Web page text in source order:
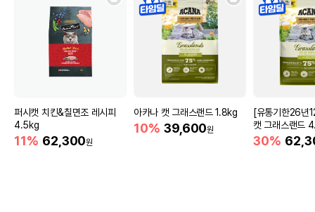
유통기한
이후인 상품이 출고됩니다.
단, 상품명에 유통기한 명시된 경우, 해당
유통기한을 따릅니다.
퍼시캣 치킨&칠면조 레시피
4.5kg
11% 62,300원
아카나 캣 그래스랜드 1.8kg
10% 39,600원
[유통기한26년
캣 그래스랜드
30%